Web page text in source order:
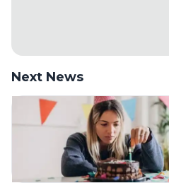
Next News